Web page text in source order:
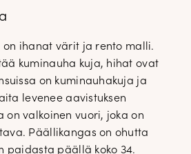
on ihanat värit ja rento malli.
kuminauha kuja, hihat ovat
on kuminauhakuja ja
levenee aavistuksen
on valkoinen vuori, joka on
Päällikangas on ohutta
paidasta päällä koko 34.